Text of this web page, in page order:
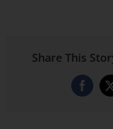
Share This